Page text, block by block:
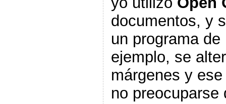
documentos, y
un programa
ejemplo, se
márgenes y
no preocuparse